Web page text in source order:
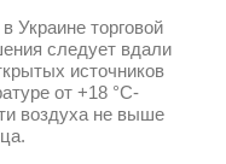
Украине торговой
следует вдали
источников
от +18 °С-
воздуха не выше